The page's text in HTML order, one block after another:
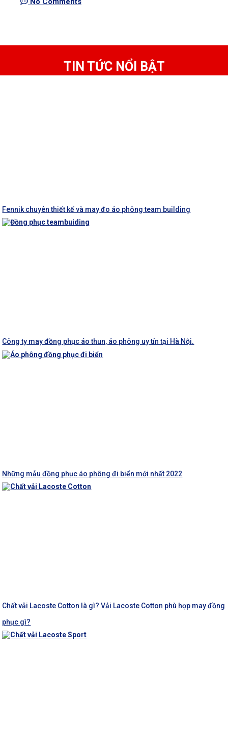
TIN TỨC NỔI BẬT
Fennik chuyên thiết kế và may đo áo phông team building
Công ty may đồng phục áo thun, áo phông uy tín tại Hà Nội.
Những mẫu đồng phục áo phông đi biển mới nhất 2022
Chất vải Lacoste Cotton là gì? Vải Lacoste Cotton phù hợp may đồng
phục gì?